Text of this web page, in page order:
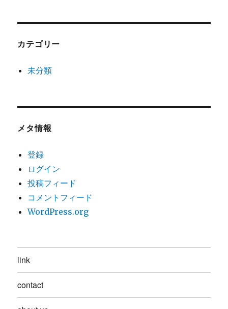
カテゴリー
未分類
メタ情報
登録
ログイン
投稿フィード
コメントフィード
WordPress.org
link
contact